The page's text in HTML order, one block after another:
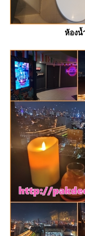
ห้องน้